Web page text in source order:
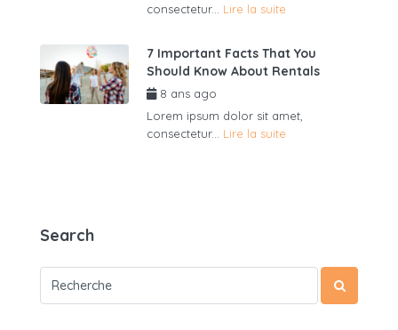
consectetur... Lire la suite
7 Important Facts That You
Should Know About Rentals
8 ans ago
Lorem ipsum dolor sit amet,
consectetur... Lire la suite
Search